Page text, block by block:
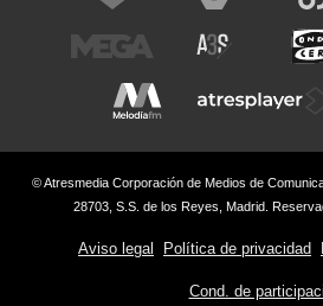
© Atresmedia Corporación de Medios de
28703, S.S. de los Reyes, Madrid.
Aviso legal Política de privacidad
Cond. de